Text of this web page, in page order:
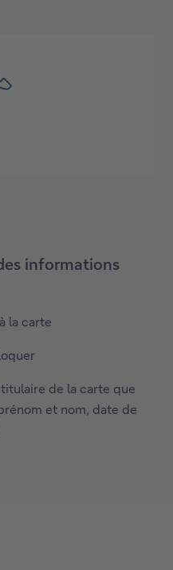
informations
la carte
de la carte que
et nom, date de